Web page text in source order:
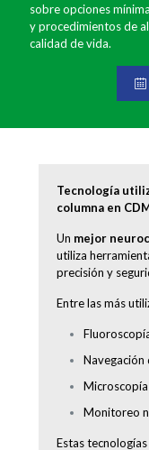
sobre opciones
y procedimientos de
calidad de vida.
Tecnología
columna en
Un mejor
utiliza
precisión y
Entre las más
Navegación
Monitoreo
Estas